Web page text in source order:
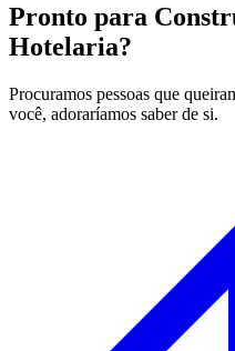
Pronto para
Hotelaria?
Procuramos pessoas que
você, adoraríamos saber de si.